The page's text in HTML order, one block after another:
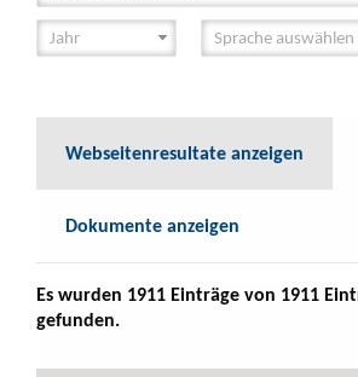
Webseitenresultate anzeigen
Dokumente anzeigen
Es wurden 1911 Einträge von 1911
gefunden.